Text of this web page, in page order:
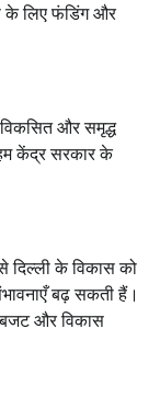
के लिए फंडिंग और
विकसित और समृद्ध
केंद्र सरकार के
दिल्ली के विकास को
बढ़ सकती हैं।
और विकास